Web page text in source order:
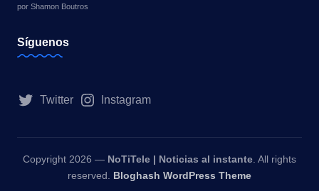
por Shamon Boutros
Síguenos
Twitter Instagram
Copyright 2026 — NoTiTele | Noticias al instante . All rights
reserved.
Bloghash WordPress Theme